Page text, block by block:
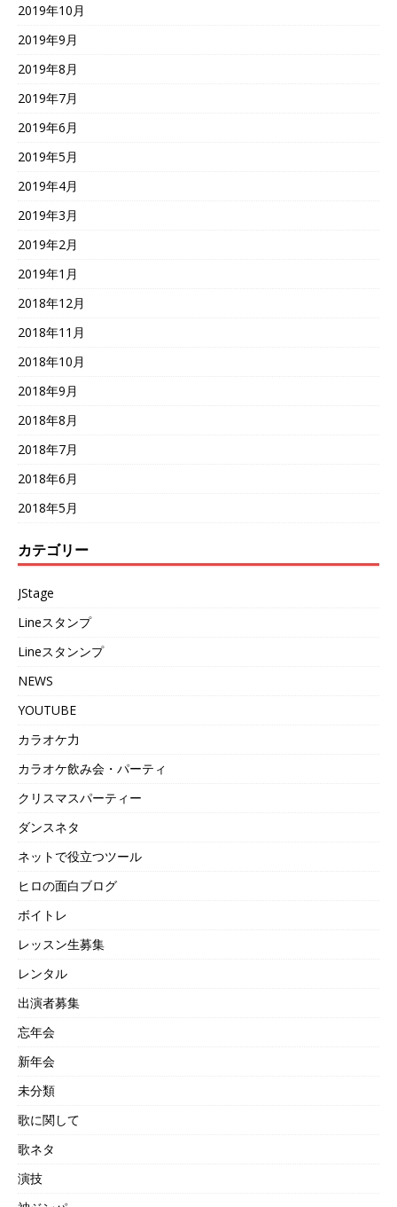
2019年10月
2019年9月
2019年8月
2019年7月
2019年6月
2019年5月
2019年4月
2019年3月
2019年2月
2019年1月
2018年12月
2018年11月
2018年10月
2018年9月
2018年8月
2018年7月
2018年6月
2018年5月
カテゴリー
JStage
Lineスタンプ
Lineスタンンプ
NEWS
YOUTUBE
カラオケ力
カラオケ飲み会・パーティ
クリスマスパーティー
ダンスネタ
ネットで役立つツール
ヒロの面白ブログ
ボイトレ
レッスン生募集
レンタル
出演者募集
忘年会
新年会
未分類
歌に関して
歌ネタ
演技